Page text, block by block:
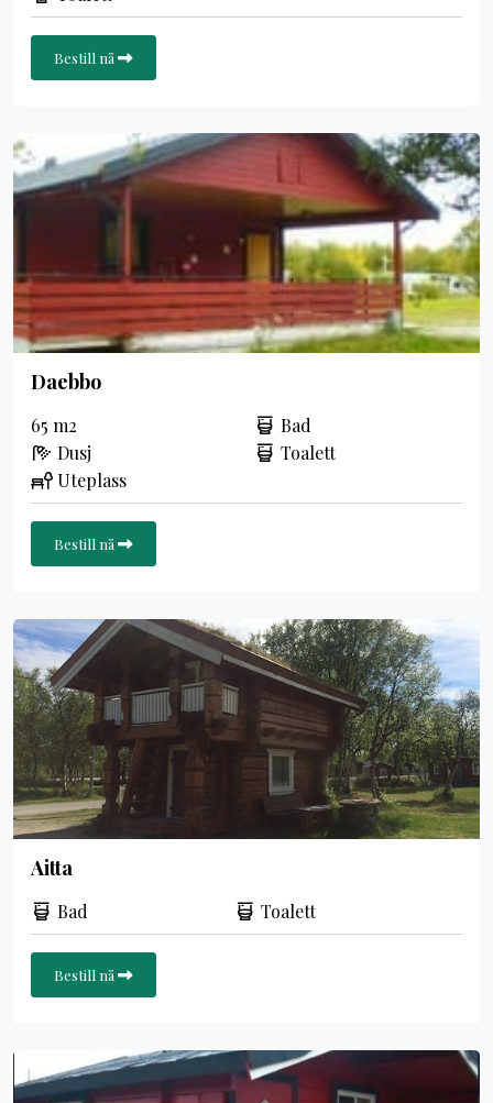
Bestill nå
Daebbo
65 m2
Bad
Dusj
Toalett
Uteplass
Bestill nå
Aitta
Bad Toalett
Bestill nå